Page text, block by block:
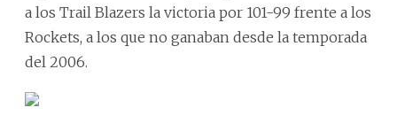
a los Trail Blazers la victoria por 101-99 frente a los
Rockets, a los que no ganaban desde la temporada
del 2006.